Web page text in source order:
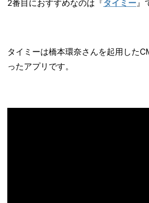
2番目におすすめなのは『タイミー 』
タイミーは橋本環奈さんを起用した
ったアプリです。